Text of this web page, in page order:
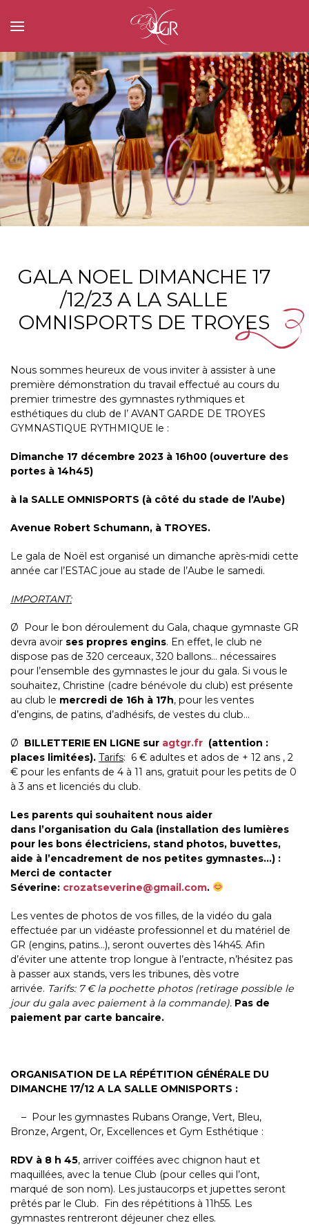
GALA NOEL DIMANCHE 17
/12/23 A LA SALLE
OMNISPORTS DE TROYES
Nous sommes heureux de vous inviter à assister à une
première démonstration du travail effectué au cours du
premier trimestre des gymnastes rythmiques et
esthétiques du club de l’ AVANT GARDE DE TROYES
GYMNASTIQUE RYTHMIQUE le :
Dimanche 17 décembre 2023 à 16h00 (ouverture des
portes à 14h45)
à la SALLE OMNISPORTS (à côté du stade de l’Aube)
Avenue Robert Schumann, à TROYES.
Le gala de Noël est organisé un dimanche après-midi cette
année car l’ESTAC joue au stade de l’Aube le samedi.
IMPORTANT:
Ø Pour le bon déroulement du Gala, chaque gymnaste GR
devra avoir ses propres engins. En effet, le club ne
dispose pas de 320 cerceaux, 320 ballons… nécessaires
pour l’ensemble des gymnastes le jour du gala. Si vous le
souhaitez, Christine (cadre bénévole du club) est présente
au club le mercredi de 16h à 17h, pour les ventes
d’engins, de patins, d’adhésifs, de vestes du club…
Ø BILLETTERIE EN LIGNE sur agtgr.fr (attention :
places limitées). Tarifs: 6 € adultes et ados de + 12 ans , 2
€ pour les enfants de 4 à 11 ans, gratuit pour les petits de 0
à 3 ans et licenciés du club.
Les parents qui souhaitent nous aider
dans l’organisation du Gala (installation des lumières
pour les bons électriciens, stand photos, buvettes,
aide à l’encadrement de nos petites gymnastes…) :
Merci de contacter
Séverine: crozatseverine@gmail.com.
Les ventes de photos de vos filles, de la vidéo du gala
effectuée par un vidéaste professionnel et du matériel de
GR (engins, patins…), seront ouvertes dès 14h45. Afin
d’éviter une attente trop longue à l’entracte, n’hésitez pas
à passer aux stands, vers les tribunes, dès votre
arrivée. Tarifs: 7 € la pochette photos (retirage possible le
jour du gala avec paiement à la commande). Pas de
paiement par carte bancaire.
ORGANISATION DE LA RÉPÉTITION GÉNÉRALE DU
DIMANCHE 17/12 A LA SALLE OMNISPORTS :
– Pour les gymnastes Rubans Orange, Vert, Bleu,
Bronze, Argent, Or, Excellences et Gym Esthétique :
RDV à 8 h 45, arriver coiffées avec chignon haut et
maquillées, avec la tenue Club (pour celles qui l’ont,
marqué de son nom). Les justaucorps et jupettes seront
prêtés par le Club. Fin des répétitions à 11h55. Les
gymnastes rentreront déjeuner chez elles.